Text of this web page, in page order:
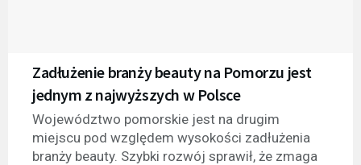
Zadłużenie branży beauty na Pomorzu jest
jednym z najwyższych w Polsce
Województwo pomorskie jest na drugim
miejscu pod względem wysokości zadłużenia
branży beauty. Szybki rozwój sprawił, że zmaga